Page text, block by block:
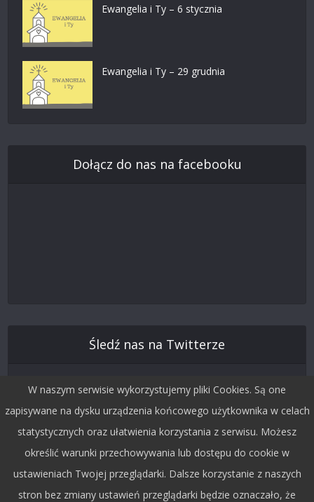
Ewangelia i Ty – 6 stycznia
Ewangelia i Ty – 29 grudnia
Dołącz do nas na facebooku
Śledź nas na Twitterze
W naszym serwisie wykorzystujemy pliki Cookies. Są one
zapisywane na dysku urządzenia końcowego użytkownika w celach
statystycznych oraz ułatwienia korzystania z serwisu. Możesz
określić warunki przechowywania lub dostępu do cookie w
ustawieniach Twojej przeglądarki. Dalsze korzystanie z naszych
stron bez zmiany ustawień przeglądarki będzie oznaczało, że